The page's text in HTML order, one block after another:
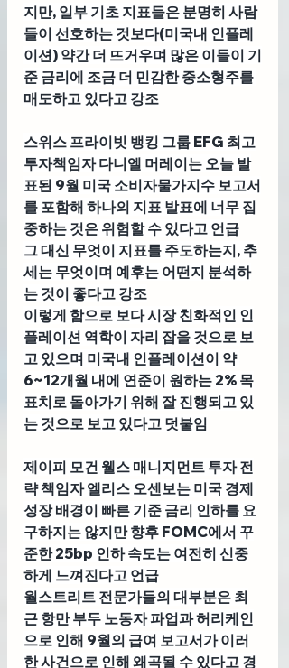
지만, 일부 기초 지표들은 분명히 사람
들이 선호하는 것보다(미국내 인플레
이션) 약간 더 뜨거우며 많은 이들이 기
준 금리에 조금 더 민감한 중소형주를
매도하고 있다고 강조
스위스 프라이빗 뱅킹 그룹 EFG 최고
투자책임자 다니엘 머레이는 오늘 발
표된 9월 미국 소비자물가지수 보고서
를 포함해 하나의 지표 발표에 너무 집
중하는 것은 위험할 수 있다고 언급
그 대신 무엇이 지표를 주도하는지, 추
세는 무엇이며 예후는 어떤지 분석하
는 것이 좋다고 강조
이렇게 함으로 보다 시장 친화적인 인
플레이션 역학이 자리 잡을 것으로 보
고 있으며 미국내 인플레이션이 약
6~12개월 내에 연준이 원하는 2% 목
표치로 돌아가기 위해 잘 진행되고 있
는 것으로 보고 있다고 덧붙임
제이피 모건 웰스 매니지먼트 투자 전
략 책임자 엘리스 오센보는 미국 경제
성장 배경이 빠른 기준 금리 인하를 요
구하지는 않지만 향후 FOMC에서 꾸
준한 25bp 인하 속도는 여전히 신중
하게 느껴진다고 언급
월스트리트 전문가들의 대부분은 최
근 항만 부두 노동자 파업과 허리케인
으로 인해 9월의 급여 보고서가 이러
한 사건으로 인해 왜곡될 수 있다고 경